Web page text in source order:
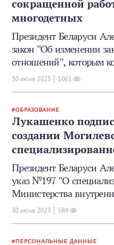
сокращенной
многодетных
Президент Беларуси
закон "Об изменении
отношений", которым
30 июня 2023 1061
ОБРАЗОВАНИЕ
Лукашенко
создании
Президент Беларуси
указ №197 "О
Министерства
30 июня 2023 584
ПЕРСОНАЛЬНЫЕ ДАННЫЕ